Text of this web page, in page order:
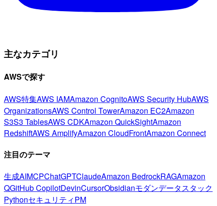
主なカテゴリ
AWSで探す
AWS特集AWS IAMAmazon CognitoAWS Security HubAWS
OrganizationsAWS Control TowerAmazon EC2Amazon
S3S3 TablesAWS CDKAmazon QuickSightAmazon
RedshiftAWS AmplifyAmazon CloudFrontAmazon Connect
注目のテーマ
生成AIMCPChatGPTClaudeAmazon BedrockRAGAmazon
QGitHub CopilotDevinCursorObsidianモダンデータスタック
PythonセキュリティPM